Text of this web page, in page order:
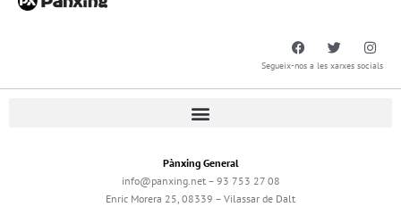
Segueix-nos a les xarxes socials
Pànxing General
info@panxing.net – 93 753 27 08
Enric Morera 25, 08339 – Vilassar de Dalt